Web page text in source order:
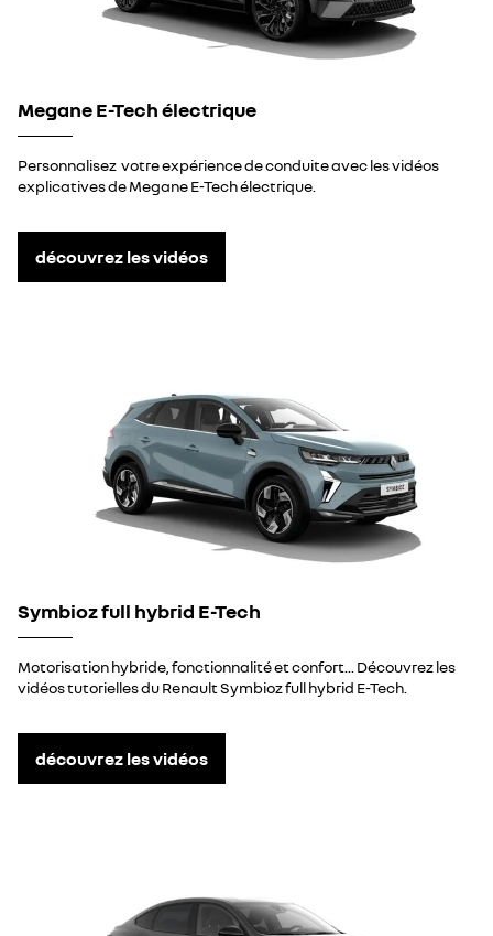
Megane E-Tech électrique
Personnalisez votre expérience de conduite avec les vidéos
explicatives de Megane E-Tech électrique.
découvrez les vidéos
Symbioz full hybrid E-Tech
Motorisation hybride, fonctionnalité et confort... Découvrez les
vidéos tutorielles du Renault Symbioz full hybrid E-Tech.
découvrez les vidéos